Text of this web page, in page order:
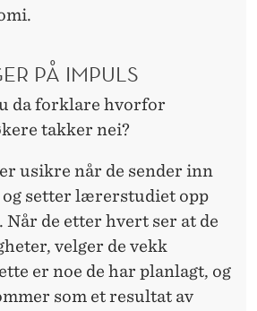
PÅ IMPULS
da forklare hvorfor
takker nei?
usikre når de sender inn
og setter lærerstudiet opp
Når de etter hvert ser at de
velger de vekk
er noe de har planlagt, og
som et resultat av